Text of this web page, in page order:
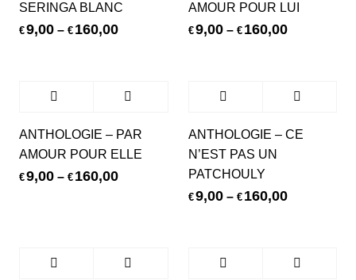
SERINGA BLANC
€9,00 – € 160,00
AMOUR POUR LUI
€9,00– € 160,00
ANTHOLOGIE – PAR
AMOUR POUR ELLE
€9,00 – € 160,00
ANTHOLOGIE – CE
N’EST PAS UN
PATCHOULY
€9,00– € 160,00